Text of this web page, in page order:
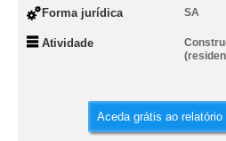
Forma jurídica SA
Atividade
Aceda grátis ao